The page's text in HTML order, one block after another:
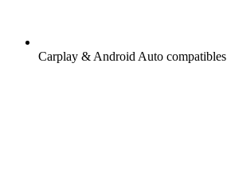
Carplay & Android Auto compatibles